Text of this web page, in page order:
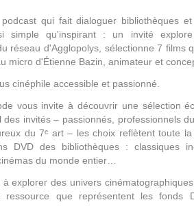
qui fait dialoguer bibliothèques
simple qu'inspirant : un invité
réseau d'Agglopolys, sélectionne 7 films
micro d'Étienne Bazin, animateur et
cinéphile accessible et passionné.
vous invite à découvrir une sélection
des invités – passionnés, professionnels
du 7ᵉ art – les choix reflètent toute
DVD des bibliothèques : classiques
du monde entier…
à explorer des univers
ressource que représentent les fonds